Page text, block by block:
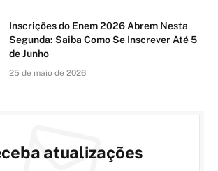
Inscrições do Enem 2026 Abrem Nesta
Segunda: Saiba Como Se Inscrever Até 5
de Junho
25 de maio de 2026
atualizações